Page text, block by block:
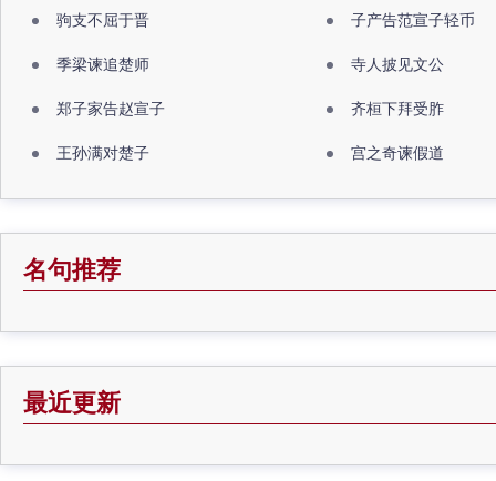
驹支不屈于晋 子产告范宣子轻币
季梁谏追楚师 寺人披见文公
郑子家告赵宣子 齐桓下拜受胙
王孙满对楚子 宫之奇谏假道
名句推荐
最近更新